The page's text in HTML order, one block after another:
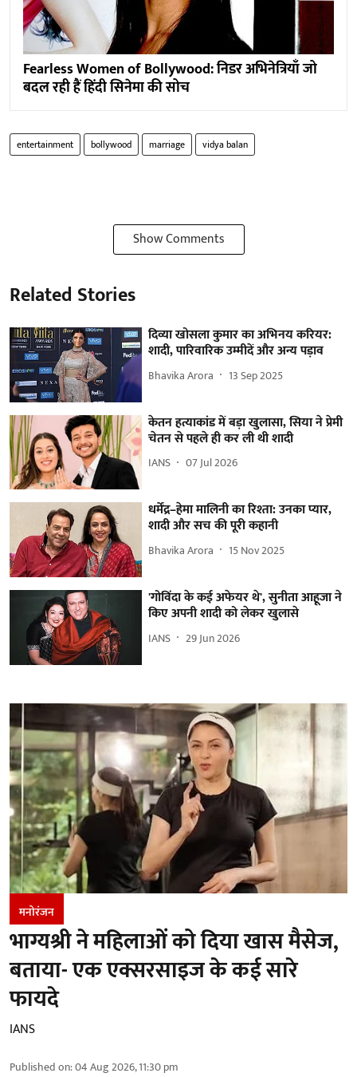
Fearless Women of Bollywood: निडर अभिनेत्रियाँ जो
बदल रही हैं हिंदी सिनेमा की सोच
entertainment bollywood marriage vidya balan
Show Comments
Related Stories
दिव्या खोसला कुमार का अभिनय करियर:
शादी, पारिवारिक उम्मीदें और अन्य पड़ाव
Bhavika Arora 13 Sep 2025
केतन हत्याकांड में बड़ा खुलासा, सिया ने प्रेमी
चेतन से पहले ही कर ली थी शादी
IANS 07 Jul 2026
धर्मेंद्र–हेमा मालिनी का रिश्ता: उनका प्यार,
शादी और सच की पूरी कहानी
Bhavika Arora 15 Nov 2025
'गोविंदा के कई अफेयर थे', सुनीता आहूजा ने
किए अपनी शादी को लेकर खुलासे
IANS 29 Jun 2026
मनोरंजन
भाग्यश्री ने महिलाओं को दिया खास मैसेज,
बताया- एक एक्सरसाइज के कई सारे
फायदे
IANS
Published on:04 Aug 2026, 11:30 pm